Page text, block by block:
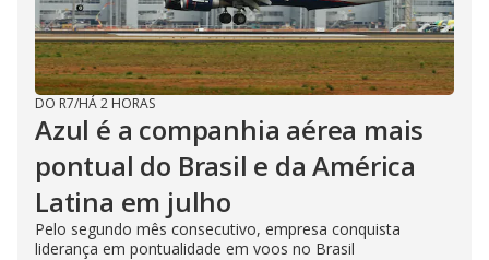
DO R7/HÁ 2 HORAS
Azul é a companhia aérea mais
pontual do Brasil e da América
Latina em julho
Pelo segundo mês consecutivo, empresa conquista
liderança em pontualidade em voos no Brasil